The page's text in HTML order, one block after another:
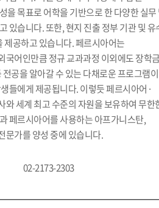
을 목표로 어학을 기반으로 한 다양한 실무
있습니다. 또한, 현지 진출 정부 기관 및 유
제공하고 있습니다. 페르시아어는
국어인만큼 정규 교과과정 이외에도 장학
공을 알아갈 수 있는 다채로운 프로그램이
들에게 제공됩니다. 이렇듯 페르시아어·
와 세계 최고 수준의 자원을 보유하여 무한
페르시아어를 사용하는 아프가니스탄,
문가를 양성 중에 있습니다.
02-2173-2303